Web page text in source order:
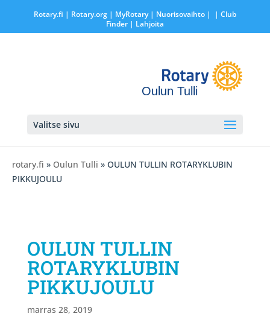
Rotary.fi | Rotary.org| MyRotary | Nuorisovaihto|
| Club
Finder| Lahjoita
Oulun Tulli
Valitse sivu
rotary.fi » Oulun Tulli » OULUN TULLIN ROTARYKLUBIN
PIKKUJOULU
OULUN TULLIN
ROTARYKLUBIN
PIKKUJOULU
marras 28, 2019